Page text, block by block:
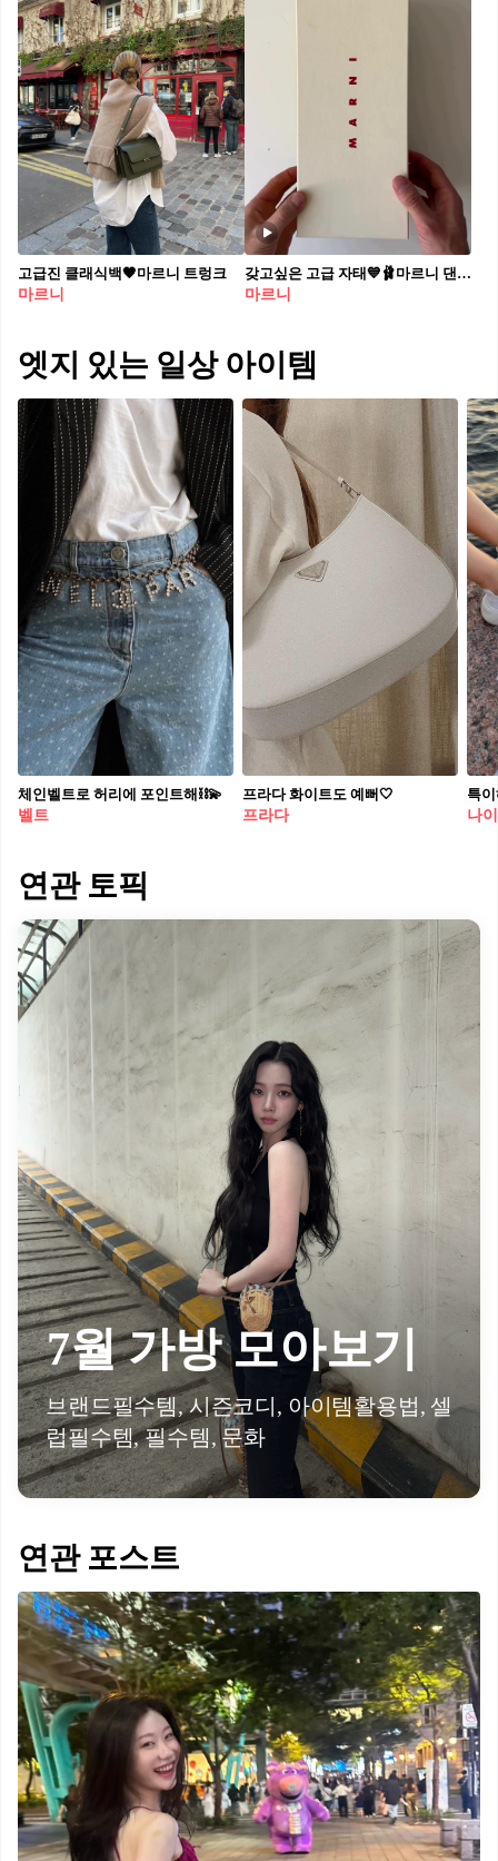
고급진 클래식백🖤마르니 트렁크
마르니
갖고싶은 고급 자태💙🩰마르니 댄서 플랫
마르니
엣지 있는 일상 아이템
체인벨트로 허리에 포인트해⛓️💫
벨트
프라다 화이트도 예뻐🤍
프라다
특
나
연관 토픽
7월 가방 모아보기
브랜드필수템, 시즌코디, 아이템활용법, 셀
럽필수템, 필수템, 문화
연관 포스트